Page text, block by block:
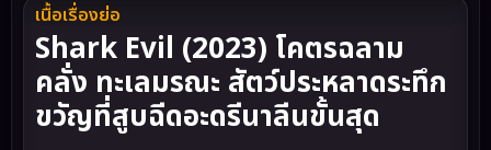
เนื้อเรื่องย่อ
Shark Evil (2023) โคตรฉลาม
คลั่ง ทะเลมรณะ สัตว์ประหลาดระทึก
ขวัญที่สูบฉีดอะดรีนาลีนขั้นสุด